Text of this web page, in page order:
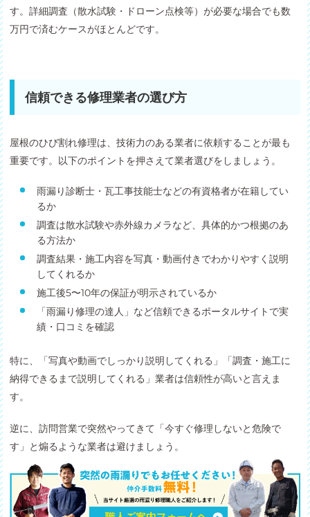
す。詳細調査（散水試験・ドローン点検等）が必要な場合でも数
万円で済むケースがほとんどです。
信頼できる修理業者の選び方
屋根のひび割れ修理は、技術力のある業者に依頼することが最も
重要です。以下のポイントを押さえて業者選びをしましょう。
雨漏り診断士・瓦工事技能士などの有資格者が在籍してい
るか
調査は散水試験や赤外線カメラなど、具体的かつ根拠のあ
る方法か
調査結果・施工内容を写真・動画付きでわかりやすく説明
してくれるか
施工後5〜10年の保証が明示されているか
「雨漏り修理の達人」など信頼できるポータルサイトで実
績・口コミを確認
特に、「写真や動画でしっかり説明してくれる」「調査・施工に
納得できるまで説明してくれる」業者は信頼性が高いと言えま
す。
逆に、訪問営業で突然やってきて「今すぐ修理しないと危険で
す」と煽るような業者は避けましょう。